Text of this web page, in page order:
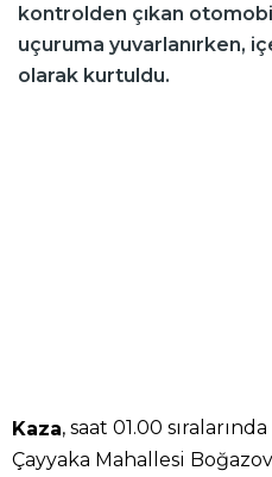
kontrolden çıkan
uçuruma yuvarlanırken,
olarak kurtuldu.
Kaza, saat 01.00
Çayyaka Mahallesi